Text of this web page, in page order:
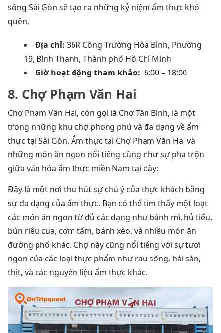
sông Sài Gòn sẽ tạo ra những kỷ niệm ẩm thực khó
quên.
Địa chỉ: 36R Công Trường Hòa Bình, Phường
19, Bình Thạnh, Thành phố Hồ Chí Minh
Giờ hoạt động tham khảo: 6:00 – 18:00
8. Chợ Phạm Văn Hai
Chợ Phạm Văn Hai, còn gọi là Chợ Tân Bình, là một
trong những khu chợ phong phú và đa dạng về ẩm
thực tại Sài Gòn. Ẩm thực tại Chợ Phạm Văn Hai và
những món ăn ngon nổi tiếng cũng như sự pha trộn
giữa văn hóa ẩm thực miền Nam tại đây:
Đây là một nơi thu hút sự chú ý của thực khách bằng
sự đa dạng của ẩm thực. Bạn có thể tìm thấy một loạt
các món ăn ngon từ đủ các dạng như bánh mì, hủ tiếu,
bún riêu cua, cơm tấm, bánh xèo, và nhiều món ăn
đường phố khác. Chợ này cũng nổi tiếng với sự tươi
ngon của các loại thực phẩm như rau sống, hải sản,
thịt, và các nguyên liệu ẩm thực khác.